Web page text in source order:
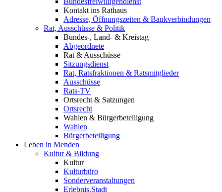
Kontakt ins Rathaus
Adresse, Öffnungszeiten & Bankverbindungen
Rat, Ausschüsse & Politik
Bundes-, Land- & Kreistag
Abgeordnete
Rat & Ausschüsse
Sitzungsdienst
Rat, Ratsfraktionen & Ratsmitglieder
Ausschüsse
Rats-TV
Ortsrecht & Satzungen
Ortsrecht
Wahlen & Bürgerbeteiligung
Wahlen
Bürgerbeteiligung
Leben in Menden
Kultur & Bildung
Kultur
Kulturbüro
Sonderveranstaltungen
Erlebnis.Stadt